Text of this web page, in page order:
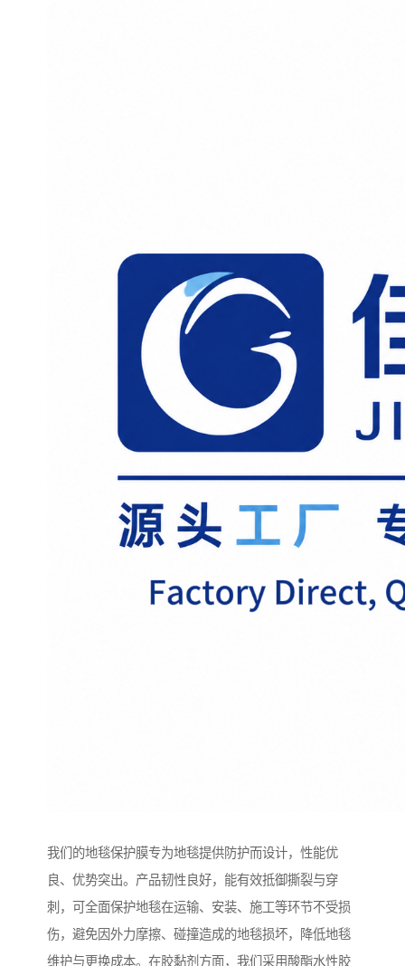
我们的地毯保护膜专为地毯提供防护而设计，性能优
良、优势突出。产品韧性良好，能有效抵御撕裂与穿
刺，可全面保护地毯在运输、安装、施工等环节不受损
伤，避免因外力摩擦、碰撞造成的地毯损坏，降低地毯
维护与更换成本。在胶黏剂方面，我们采用酸酯水性胶